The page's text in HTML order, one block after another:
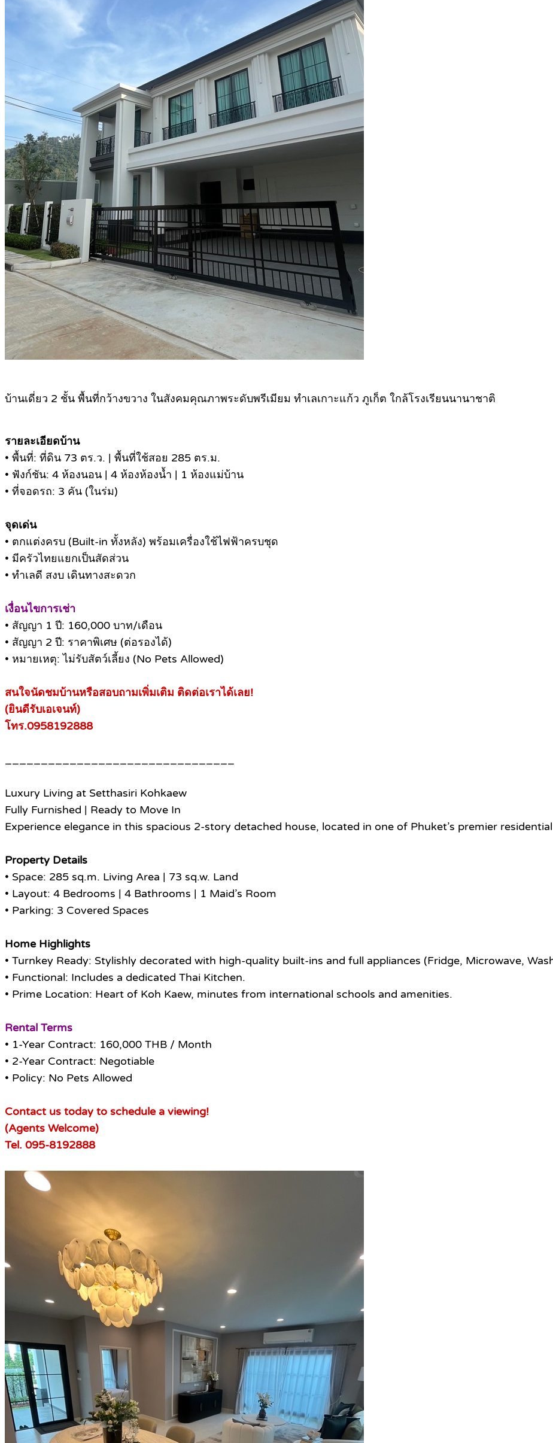
บ้านเดี่ยว 2 ชั้น พื้นที่กว้างขวาง ในสังคมคุณภาพระดับพรีเมียม ทำเลเกาะแก้ว ภูเก็ต ใกล้โรงเรียนนานาชาติ
รายละเอียดบ้าน
• พื้นที่: ที่ดิน 73 ตร.ว. | พื้นที่ใช้สอย 285 ตร.ม.
• ฟังก์ชัน: 4 ห้องนอน | 4 ห้องห้องน้ำ | 1 ห้องแม่บ้าน
• ที่จอดรถ: 3 คัน (ในร่ม)
จุดเด่น
• ตกแต่งครบ (Built-in ทั้งหลัง) พร้อมเครื่องใช้ไฟฟ้าครบชุด
• มีครัวไทยแยกเป็นสัดส่วน
• ทำเลดี สงบ เดินทางสะดวก
เงื่อนไขการเช่า
• สัญญา 1 ปี: 160,000 บาท/เดือน
• สัญญา 2 ปี: ราคาพิเศษ (ต่อรองได้)
• หมายเหตุ: ไม่รับสัตว์เลี้ยง (No Pets Allowed)
สนใจนัดชมบ้านหรือสอบถามเพิ่มเติม ติดต่อเราได้เลย!
(ยินดีรับเอเจนท์)
โทร.0958192888
Luxury Living at Setthasiri Kohkaew
Fully Furnished | Ready to Move In
Experience elegance in this spacious 2-story detached house, located in one of Phuket’s premier
Property Details
• Space: 285 sq.m. Living Area | 73 sq.w. Land
• Layout: 4 Bedrooms | 4 Bathrooms | 1 Maid’s Room
• Parking: 3 Covered Spaces
Home Highlights
• Turnkey Ready: Stylishly decorated with high-quality built-ins and full appliances (Fridge, Microwave,
• Functional: Includes a dedicated Thai Kitchen.
• Prime Location: Heart of Koh Kaew, minutes from international schools and amenities.
Rental Terms
• 1-Year Contract: 160,000 THB / Month
• 2-Year Contract: Negotiable
• Policy: No Pets Allowed
Contact us today to schedule a viewing!
(Agents Welcome)
Tel. 095-8192888